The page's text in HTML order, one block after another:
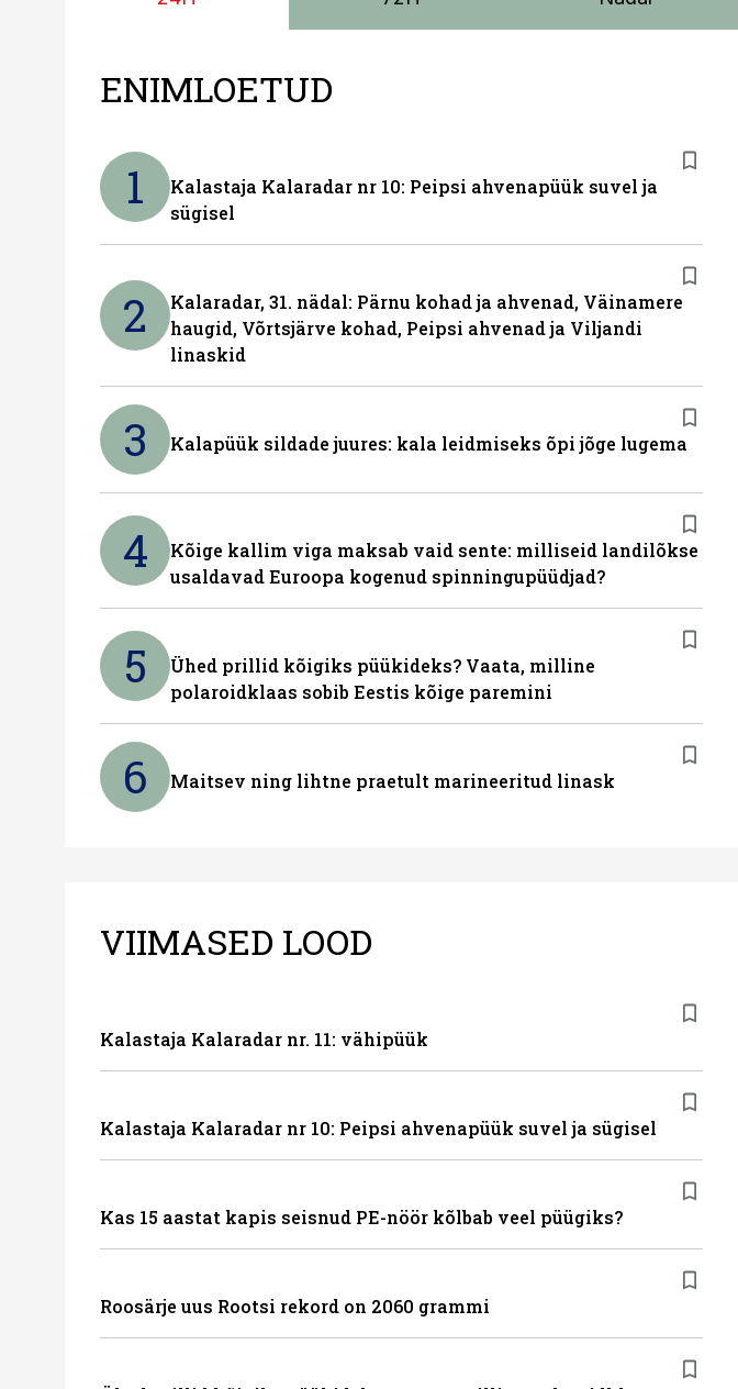
ENIMLOETUD
1
Kalastaja Kalaradar nr 10: Peipsi ahvenapüük suvel ja
sügisel
2
Kalaradar, 31. nädal: Pärnu kohad ja ahvenad, Väinamere
haugid, Võrtsjärve kohad, Peipsi ahvenad ja Viljandi
linaskid
3 Kalapüük sildade juures: kala leidmiseks õpi jõge lugema
4
Kõige kallim viga maksab vaid sente: milliseid landilõkse
usaldavad Euroopa kogenud spinningupüüdjad?
5
Ühed prillid kõigiks püükideks? Vaata, milline
polaroidklaas sobib Eestis kõige paremini
6 Maitsev ning lihtne praetult marineeritud linask
VIIMASED LOOD
Kalastaja Kalaradar nr. 11: vähipüük
Kalastaja Kalaradar nr 10: Peipsi ahvenapüük suvel ja sügisel
Kas 15 aastat kapis seisnud PE-nöör kõlbab veel püügiks?
Roosärje uus Rootsi rekord on 2060 grammi